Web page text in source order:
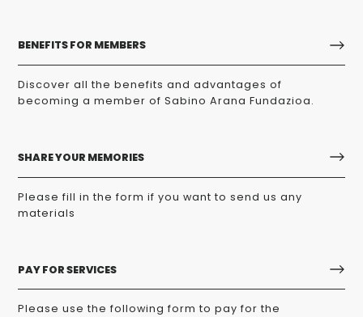
BENEFITS FOR MEMBERS
Discover all the benefits and advantages of
becoming a member of Sabino Arana Fundazioa.
SHARE YOUR MEMORIES
Please fill in the form if you want to send us any
materials
PAY FOR SERVICES
Please use the following form to pay for the